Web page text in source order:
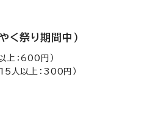
く祭り期間中）
上：600円）
人以上：300円）